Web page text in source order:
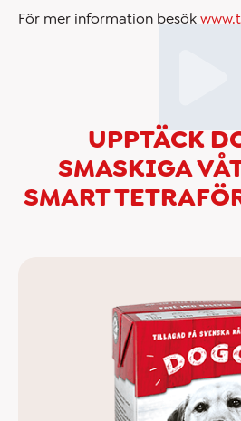
För mer information besök
UPPTÄCK
SMASKIGA
SMART